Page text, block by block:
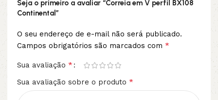
Seja o primeiro a avaliar “Correia em V perfil BX108
Continental”
O seu endereço de e-mail não será publicado.
Campos obrigatórios são marcados com *
Sua avaliação *
Sua avaliação sobre o produto *